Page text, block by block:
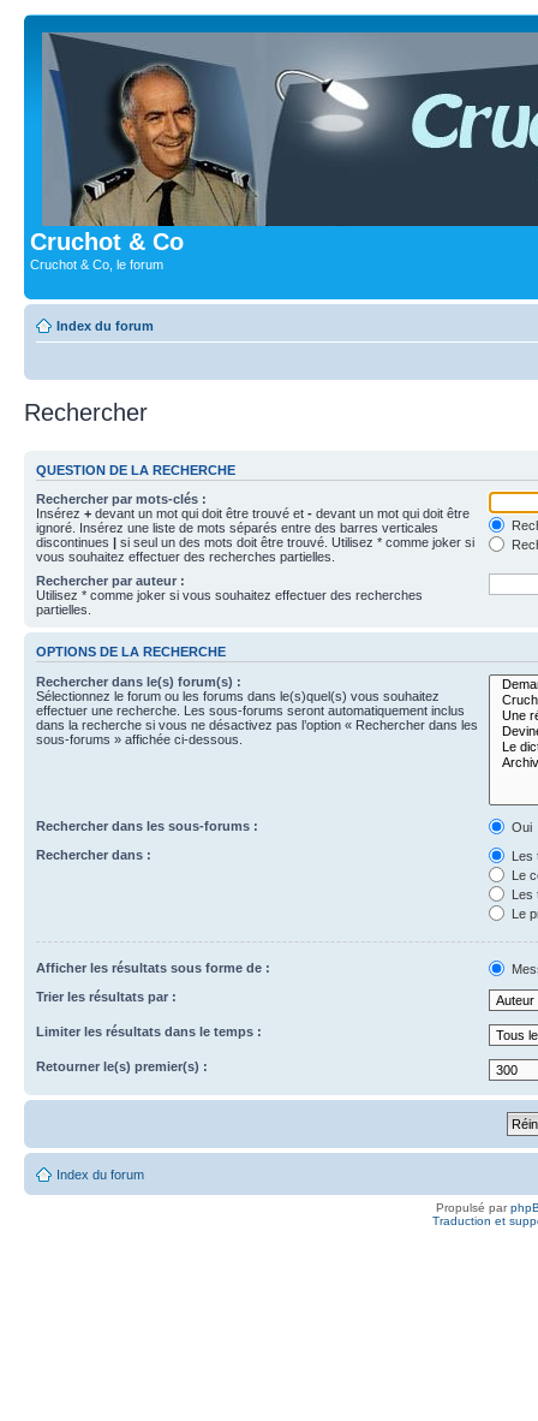
Cruchot & Co
Cruchot & Co, le forum
Index du forum
Rechercher
QUESTION DE LA RECHERCHE
Rechercher par mots-clés :
Insérez + devant un mot qui doit être trouvé et - devant un mot qui doit être
ignoré. Insérez une liste de mots séparés entre des barres verticales
discontinues | si seul un des mots doit être trouvé. Utilisez * comme joker si
vous souhaitez effectuer des recherches partielles.
Rechercher par auteur :
Utilisez * comme joker si vous souhaitez effectuer des recherches
partielles.
OPTIONS DE LA RECHERCHE
Rechercher dans le(s) forum(s) :
Sélectionnez le forum ou les forums dans le(s)quel(s) vous souhaitez
effectuer une recherche. Les sous-forums seront automatiquement inclus
dans la recherche si vous ne désactivez pas l’option « Rechercher dans les
sous-forums » affichée ci-dessous.
Rechercher dans les sous-forums :
Oui
Rechercher dans :
Les
Le
Les
Le
Afficher les résultats sous forme de :
Trier les résultats par :
Limiter les résultats dans le temps :
Retourner le(s) premier(s) :
Index du forum
Propulsé par
Traduction et